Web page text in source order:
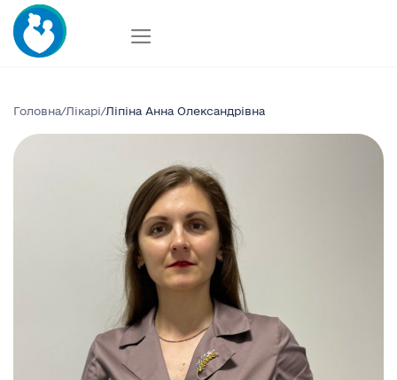
Skip
to
content
Головна/Лікарі/Ліпіна Анна Олександрівна